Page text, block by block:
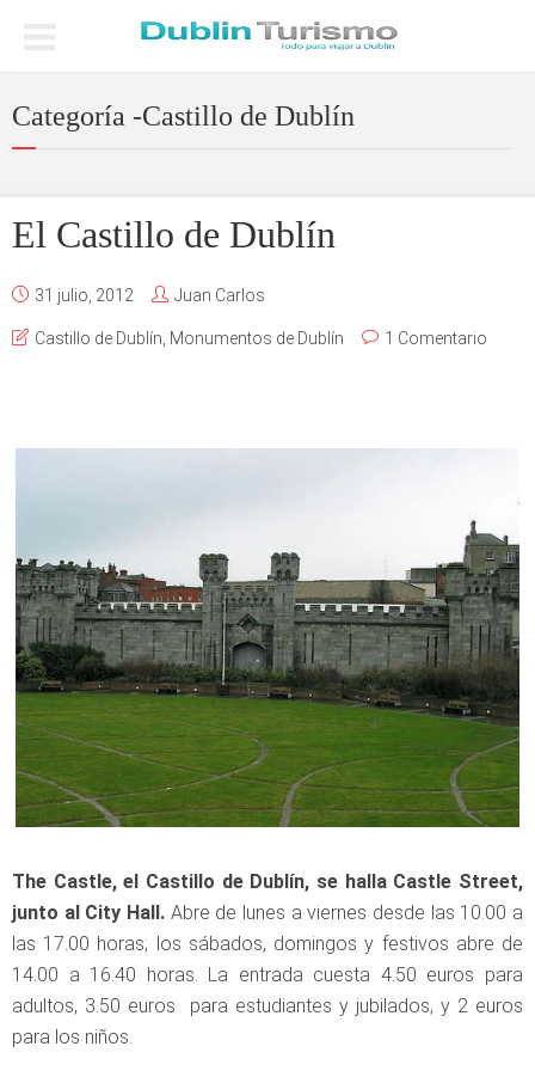
Categoría -Castillo de Dublín
El Castillo de Dublín
31 julio, 2012 Juan Carlos
Castillo de Dublín Monumentos de Dublín 1 Comentario
The Castle, el Castillo de Dublín, se halla Castle Street,
junto al City Hall. Abre de lunes a viernes desde las 10.00 a
las 17.00 horas; los sábados, domingos y festivos abre de
14.00 a 16.40 horas. La entrada cuesta 4.50 euros para
adultos, 3.50 euros para estudiantes y jubilados, y 2 euros
para los niños.